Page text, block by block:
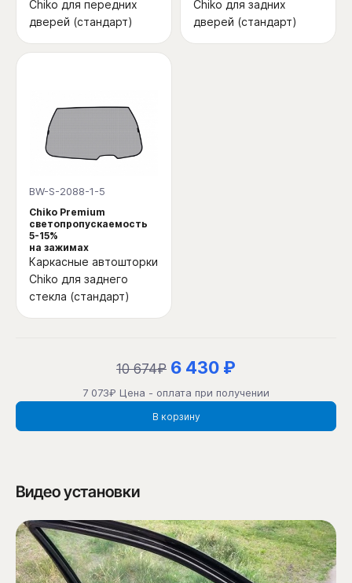
Chiko для передних
дверей (стандарт)
Chiko для задних
дверей (стандарт)
BW-S-2088-1-5
Chiko Premium
светопропускаемость
5-15%
на зажимах
Каркасные автошторки
Chiko для заднего
стекла (стандарт)
10 674₽ 6 430 ₽
7 073₽ Цена - оплата при получении
В корзину
Видео установки